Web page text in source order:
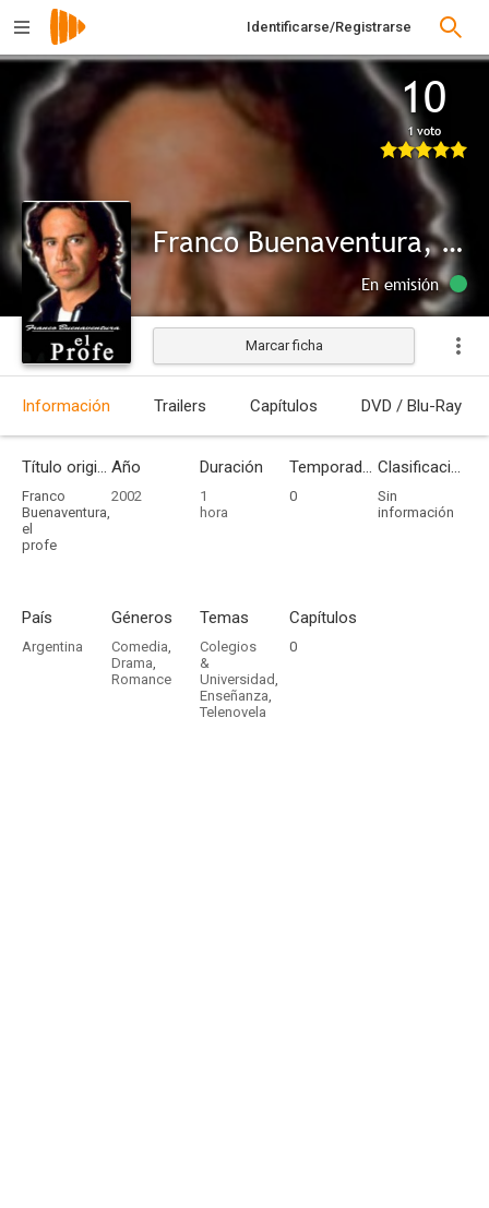
Identificarse/Registrarse
10
1 voto
Franco Buenaventura, el profe
En emisión
Marcar ficha
Información Trailers Capítulos DVD / Blu-Ray
Título original
Franco
Buenaventura,
el
profe
Año
2002
Duración
1
hora
Temporadas
0
Clasificación por edades
Sin
información
País
Argentina
Géneros
Comedia,
Drama,
Romance
Temas
Colegios
&
Universidad,
Enseñanza,
Telenovela
Capítulos
0